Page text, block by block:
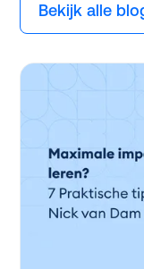
Bekijk alle